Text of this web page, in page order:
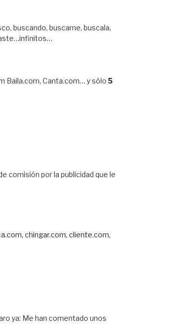
buscando, buscame, buscala,
Baila.com, Canta.com… y sólo 5
comisión por la publicidad que le
chingar.com, cliente.com,
ya: Me han comentado unos